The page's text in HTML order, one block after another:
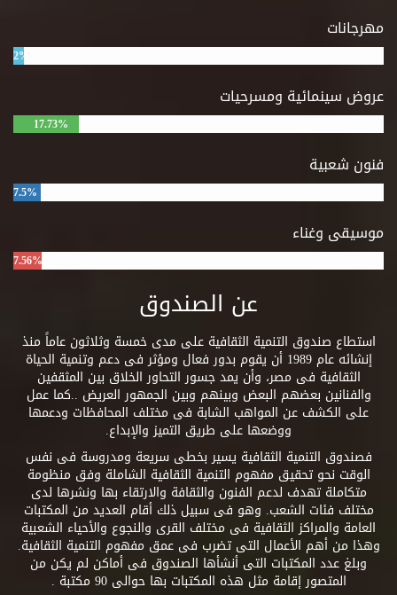
مهرجانات
2%
عروض سينمائية ومسرحيات
17.73%
فنون شعبية
7.5%
موسيقى وغناء
7.56%
عن الصندوق
استطاع صندوق التنمية الثقافية على مدى خمسة وثلاثون عاماً منذ
إنشائه عام 1989 أن يقوم بدور فعال ومؤثر فى دعم وتنمية الحياة
الثقافية فى مصر، وأن يمد جسور التحاور الخلاق بين المثقفين
والفنانين بعضهم البعض وبينهم وبين الجمهور العريض ..كما عمل
على الكشف عن المواهب الشابة فى مختلف المحافظات ودعمها
ووضعها على طريق التميز والإبداع.
فصندوق التنمية الثقافية يسير بخطى سريعة ومدروسة فى نفس
الوقت نحو تحقيق مفهوم التنمية الثقافية الشاملة وفق منظومة
متكاملة تهدف لدعم الفنون والثقافة والارتقاء بها ونشرها لدى
مختلف فئات الشعب. وهو فى سبيل ذلك أقام العديد من المكتبات
العامة والمراكز الثقافية فى مختلف القرى والنجوع والأحياء الشعبية
وهذا من أهم الأعمال التى تضرب فى عمق مفهوم التنمية الثقافية.
وبلغ عدد المكتبات التى أنشأها الصندوق فى أماكن لم يكن من
المتصور إقامة مثل هذه المكتبات بها حوالى 90 مكتبة .